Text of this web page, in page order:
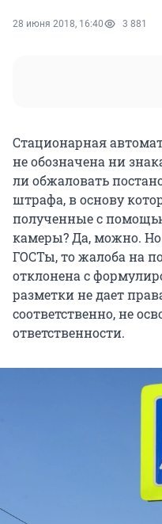
28 июня 2018, 16:40 3 881
Стационарная
не обозначена ни
ли обжаловать
штрафа, в основу
полученные с
камеры? Да, можно. Но
ГОСТы, то жалоба на
отклонена с
разметки не дает
соответственно, не
ответственности.